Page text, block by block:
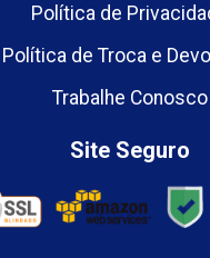
Política de
Política de Troca e
Trabalhe Conosco
Site Seguro